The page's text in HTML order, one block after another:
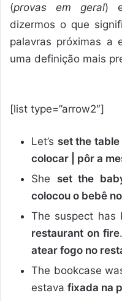
(provas em geral)
dizermos o que
palavras próximas a
uma definição mais
[list type=”arrow2″]
Let’s set the table
colocar | pôr a
She set the
colocou o bebê
The suspect has
restaurant on fire
atear fogo no
The bookcase
estava fixada na